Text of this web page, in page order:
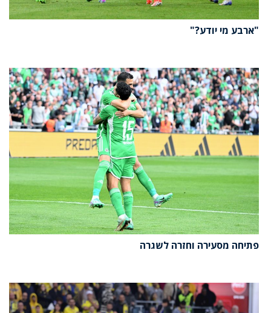
"ארבע מי יודע?"
פתיחה מסעירה וחזרה לשגרה